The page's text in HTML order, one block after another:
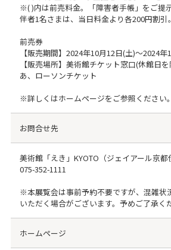
※( )内は前売料金。「障害者手帳」をご提
伴者1名さまは、当日料金より各200円割引。
前売券
【販売期間】2024年10月12日(土)～2024年
【販売場所】美術館チケット窓口(休館日
あ、ローソンチケット
※詳しくはホームページをご参照ください。
お問合せ先
美術館「えき」KYOTO（ジェイアール京都
075-352-1111
※本展覧会は事前予約不要ですが、混雑状
いただく場合がございます。予めご了承く
ホームページ